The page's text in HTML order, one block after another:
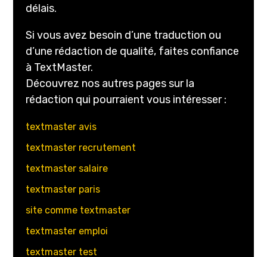
délais.
Si vous avez besoin d’une traduction ou
d’une rédaction de qualité, faites confiance
à TextMaster.
Découvrez nos autres pages sur la
rédaction qui pourraient vous intéresser :
textmaster avis
textmaster recrutement
textmaster salaire
textmaster paris
site comme textmaster
textmaster emploi
textmaster test